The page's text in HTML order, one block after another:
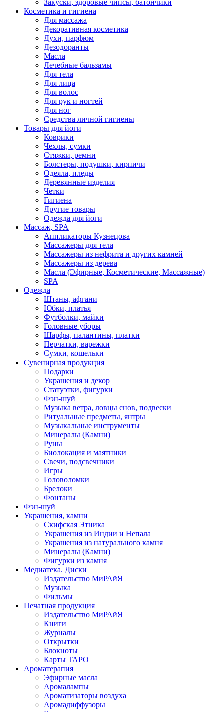
Закуски, здоровые чипсы, батончики
Косметика и гигиена
Для массажа
Декоративная косметика
Духи, парфюм
Дезодоранты
Масла
Лечебные бальзамы
Для тела
Для лица
Для волос
Для рук и ногтей
Для ног
Средства личной гигиены
Товары для йоги
Коврики
Чехлы, сумки
Стяжки, ремни
Болстеры, подушки, кирпичи
Одеяла, пледы
Деревянные изделия
Четки
Гигиена
Другие товары
Одежда для йоги
Массаж, SPA
Аппликаторы Кузнецова
Массажеры для тела
Массажеры из нефрита и других камней
Массажеры из дерева
Масла (Эфирные, Косметические, Массажные)
SPA
Одежда
Штаны, афгани
Юбки, платья
Футболки, майки
Головные уборы
Шарфы, палантины, платки
Перчатки, варежки
Сумки, кошельки
Сувенирная продукция
Подарки
Украшения и декор
Статуэтки, фигурки
Фэн-шуй
Музыка ветра, ловцы снов, подвески
Ритуальные предметы, янтры
Музыкальные инструменты
Минералы (Камни)
Руны
Биолокация и маятники
Свечи, подсвечники
Игры
Головоломки
Брелоки
Фонтаны
Фэн-шуй
Украшения, камни
Скифская Этника
Украшения из Индии и Непала
Украшения из натурального камня
Минералы (Камни)
Фигурки из камня
Медиатека. Диски
Издательство МиРАйЯ
Музыка
Фильмы
Печатная продукция
Издательство МиРАйЯ
Книги
Журналы
Открытки
Блокноты
Карты ТАРО
Ароматерапия
Эфирные масла
Аромалампы
Ароматизаторы воздуха
Аромадиффузоры